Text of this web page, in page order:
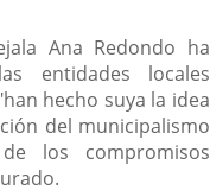
Ana Redondo ha
entidades locales
hecho suya la idea
del municipalismo
los compromisos